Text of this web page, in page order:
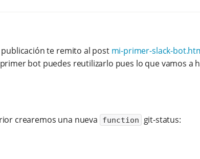
te remito al post mi-primer-slack-
bot puedes reutilizarlo pues lo que vamos a
crearemos una nueva function git-status: